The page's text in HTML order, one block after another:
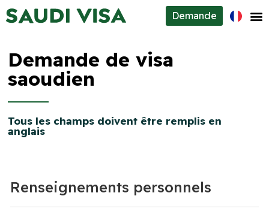
Demande
À propos
Demande de visa
saoudien
Tous les champs doivent être remplis en
anglais
Renseignements personnels